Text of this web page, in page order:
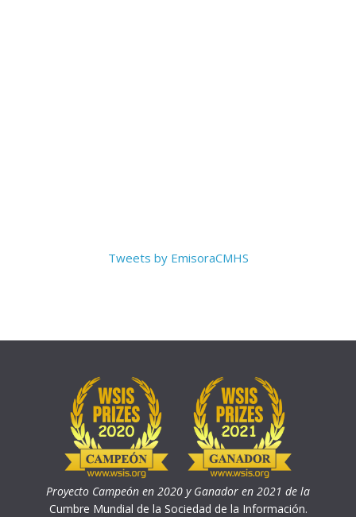
Tweets by EmisoraCMHS
Proyecto Campeón en 2020 y Ganador en 2021 de la
Cumbre Mundial de la Sociedad de la Información.